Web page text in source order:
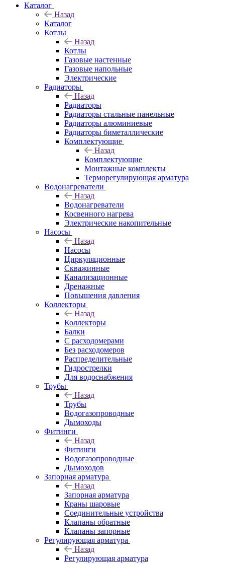
Каталог
Назад
Каталог
Котлы
Назад
Котлы
Газовые настенные
Газовые напольные
Электрические
Радиаторы
Назад
Радиаторы
Радиаторы стальные панельные
Радиаторы алюминиевые
Радиаторы биметаллические
Комплектующие
Назад
Комплектующие
Монтажные комплекты
Терморегулирующая арматура
Водонагреватели
Назад
Водонагреватели
Косвенного нагрева
Электрические накопительные
Насосы
Назад
Насосы
Циркуляционные
Скважинные
Канализационные
Дренажные
Повышения давления
Коллекторы
Назад
Коллекторы
Балки
С расходомерами
Без расходомеров
Распределительные
Гидрострелки
Для водоснабжения
Трубы
Назад
Трубы
Водогазопроводные
Дымоходы
Фитинги
Назад
Фитинги
Водогазопроводные
Дымоходов
Запорная арматура
Назад
Запорная арматура
Краны шаровые
Соединительные устройства
Клапаны обратные
Клапаны запорные
Регулирующая арматура
Назад
Регулирующая арматура